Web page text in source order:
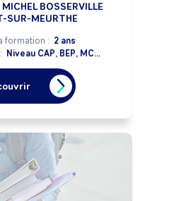
BOSSERVILLE
SUR-MEURTHE
formation : 2 ans
Niveau CAP, BEP, MC...